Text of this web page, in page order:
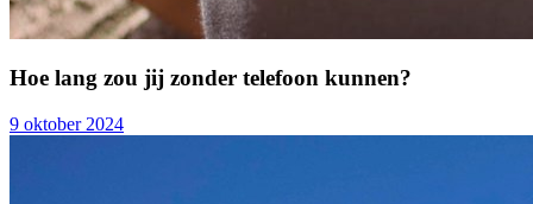
Hoe lang zou jij zonder telefoon kunnen?
9 oktober 2024